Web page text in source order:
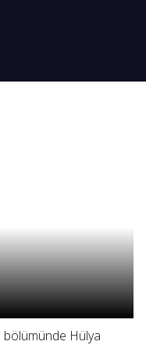
bölümünde Hülya